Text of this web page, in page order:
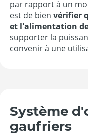
par rapport à un
est de bien vérifier
et l'alimentation
supporter la
convenir à une
Système
gaufriers